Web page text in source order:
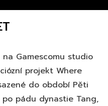
Gamescomu studio
projekt Where
do období Pěti
pádu dynastie Tang,